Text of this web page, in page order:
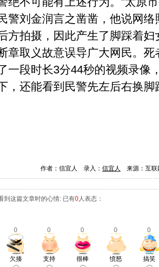
警刘金润言之凿凿，他说网
方拍摄，因此产生了脚踩着
章取义故意误导广大网民。 死
一段时长3分44秒的视频录像
，还能看到民警先左后右换脚
作者：信宜人 录入： 信宜人 来源：互
到这篇文章时的心情: 已有0人表态：
0 0 0 0 0
欠揍 支持 很棒 愤怒 搞笑